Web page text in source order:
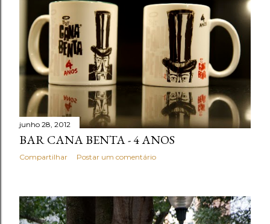
junho 28, 2012
BAR CANA BENTA - 4 ANOS
Compartilhar Postar um comentário